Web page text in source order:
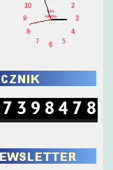
2
3
4
5
6
7
8
9
10
AM
sobota